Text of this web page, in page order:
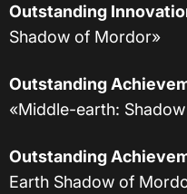
Outstanding
Shadow of Mordor»
Outstanding
«Middle-earth:
Outstanding
Earth Shadow of